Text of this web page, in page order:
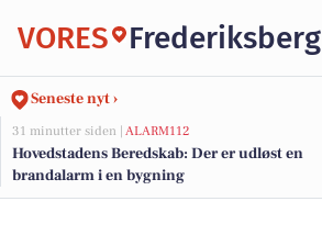
VORES Frederiksberg
Seneste nyt ›
31 minutter siden | ALARM112
Hovedstadens Beredskab: Der er udløst en
brandalarm i en bygning